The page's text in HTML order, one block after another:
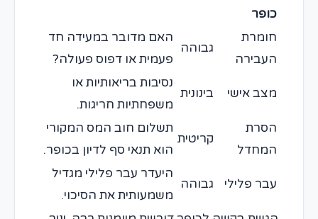
כופר
חומרת
העבירה
גבוהה
האם מדובר במעידה חד
פעמית או דפוס פעולה?
מצב אישי בינונית
נסיבות בריאותיות או
משפחתיות חריגות.
הסרת
המחדל
קריטית
תשלום חוב המס המקורי
הוא תנאי סף לדיון בכופר.
עבר פלילי גבוהה
היעדר עבר פלילי מגדיל
משמעותית את הסיכוי.